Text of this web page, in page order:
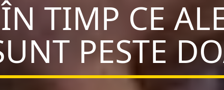
TIMP CE
PESTE